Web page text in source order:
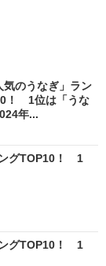
気のうなぎ」ラン
！ 1位は「うな
年...
ングTOP10！ 1
ングTOP10！ 1